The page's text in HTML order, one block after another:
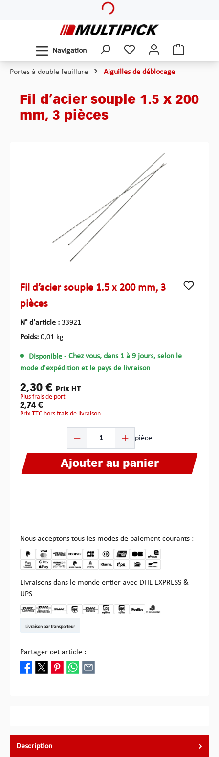
Navigation
Portes à double feuillure Aiguilles de déblocage
Fil d’acier souple 1.5 x 200
mm, 3 pièces
Fil d’acier souple 1.5 x 200 mm, 3
pièces
N° d'article : 33921
Poids: 0,01 kg
Disponible - Chez vous, dans 1 à 9 jours, selon le
mode d'expédition et le pays de livraison
2,30 € Prix HT
plus frais de port
2,74 €
Prix TTC hors frais de livraison
pièce
Ajouter au panier
Nous acceptons tous les modes de paiement courants :
Livraisons dans le monde entier avec DHL EXPRESS &
UPS
Livraison par transporteur
Partager cet article :
Description